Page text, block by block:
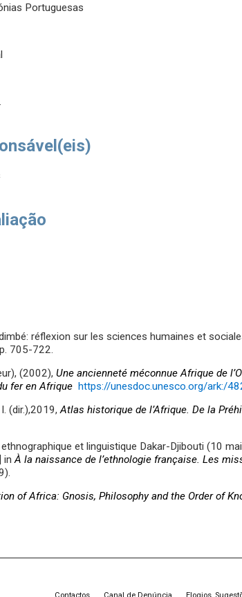
Portuguesas
réflexion sur les sciences humaines et
705-722.
(2002),Une ancienneté méconnue Afrique de
fer en Afrique https://unesdoc.unesco.org/ark:/
I. (dir.),2019,Atlas historique de l’Afrique. De la
et linguistique Dakar-Djibouti (10
inÀ la naissance de l’ethnologie française. Les
of Africa: Gnosis, Philosophy and the Order of